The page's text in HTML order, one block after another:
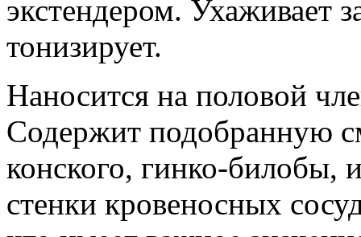
экстендером. Ухаживает
тонизирует.
Наносится на половой
Содержит подобранную
конского, гинко-билобы,
стенки кровеносных